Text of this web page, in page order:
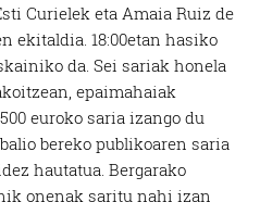
Curielek eta Amaia Ruiz de
ekitaldia. 18:00etan hasiko
da. Sei sariak honela
epaimahaiak
euroko saria izango du
bereko publikoaren saria
hautatua. Bergarako
onenak saritu nahi izan